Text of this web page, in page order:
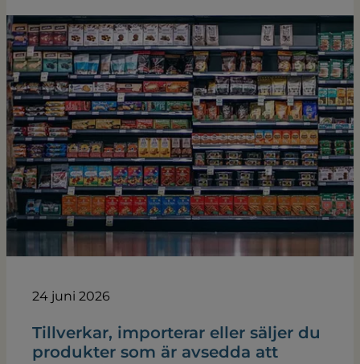
24 juni 2026
Tillverkar, importerar eller säljer du
produkter som är avsedda att